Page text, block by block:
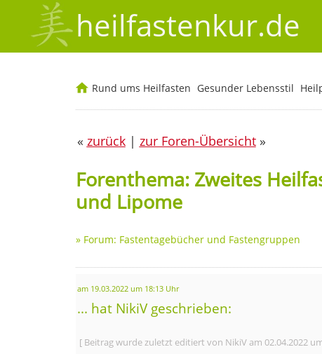
heilfastenkur.de
Rund ums Heilfasten Gesunder Lebensstil
« zurück| zur Foren-Übersicht»
Forenthema: Zweites
und Lipome
» Forum: Fastentagebücher und Fastengruppen
am 19.03.2022 um 18:13 Uhr
... hat NikiV geschrieben:
[ Beitrag wurde zuletzt editiert von NikiV am 02.04.2022